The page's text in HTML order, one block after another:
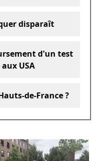
disparaît
d'un test
USA
de-France ?